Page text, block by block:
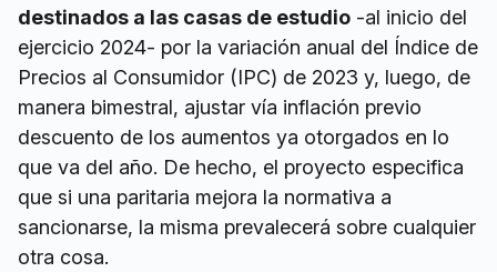
destinados a las casas de estudio -al inicio del
ejercicio 2024- por la variación anual del Índice de
Precios al Consumidor (IPC) de 2023 y, luego, de
manera bimestral, ajustar vía inflación previo
descuento de los aumentos ya otorgados en lo
que va del año. De hecho, el proyecto especifica
que si una paritaria mejora la normativa a
sancionarse, la misma prevalecerá sobre cualquier
otra cosa.